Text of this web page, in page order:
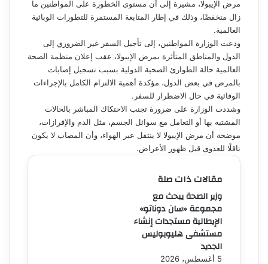
مرض الإيبولا، مشيرة إلى أن مستوى الخطورة على المواطنين ما
زال منخفضًا، وذلك في إطار المتابعة المستمرة للتطورات الوبائية
العالمية.
ودعت الوزارة المواطنين، إلى تأجيل السفر غير الضروري إلى
الدول والمناطق المتأثرة بمرض الإيبولا، عقب إعلان منظمة الصحة
العالمية حالة الطوارئ الصحية الدولية بسبب تسجيل إصابات
بالمرض في بعض الدول، مؤكدة أهمية الالتزام الكامل بالإجراءات
الوقائية في حال الاضطرار للسفر.
وشددت الوزارة على ضرورة تجنب الاحتكاك المباشر بالحالات
المشتبه بها أو التعامل مع سوائل الجسم، مثل الدم والإفرازات،
موضحة أن مرض الإيبولا لا ينتقل عبر الهواء، وأن المصاب لا يكون
ناقلًا للعدوى قبل ظهور الأعراض.
مقالات ذات صلة
وزير الصحة يبحث مع
مجموعة «سان دوناتو»
الإيطالية مستجدات إنشاء
مستشفى هليوبوليس
الجديد
5 أغسطس، 2026